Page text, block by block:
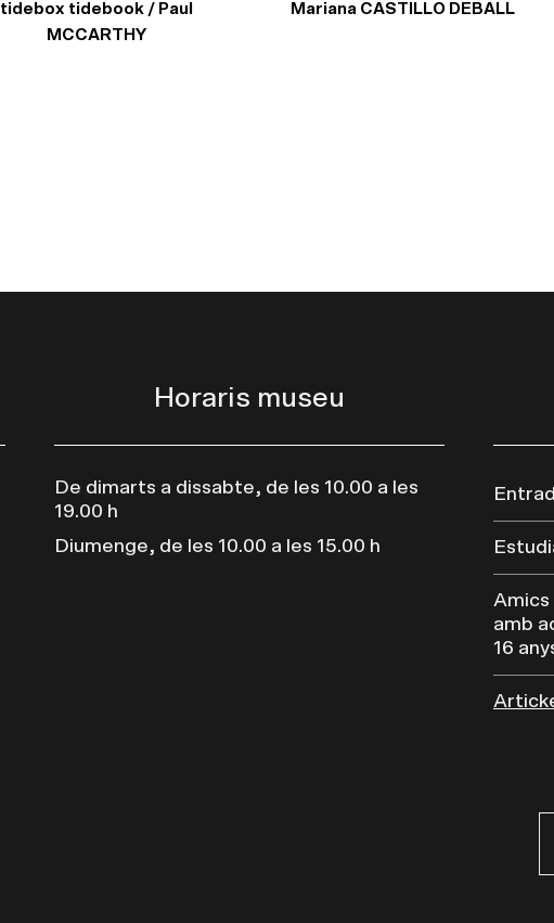
tidebox tidebook / Paul
MCCARTHY
Mariana CASTILLO DEBALL
Horaris museu
De dimarts a dissabte, de les 10.00 a les
19.00 h
Diumenge, de les 10.00 a les 15.00 h
Amics
amb
16